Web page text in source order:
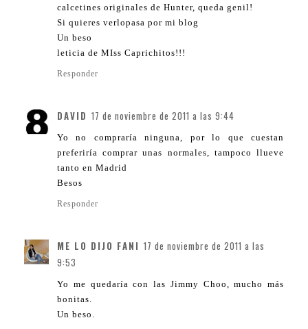
calcetines originales de Hunter, queda genil!
Si quieres verlopasa por mi blog
Un beso
leticia de MIss Caprichitos!!!
Responder
DAVID 17 de noviembre de 2011 a las 9:44
Yo no compraría ninguna, por lo que cuestan
preferiría comprar unas normales, tampoco llueve
tanto en Madrid
Besos
Responder
ME LO DIJO FANI 17 de noviembre de 2011 a las
9:53
Yo me quedaría con las Jimmy Choo, mucho más
bonitas.
Un beso.